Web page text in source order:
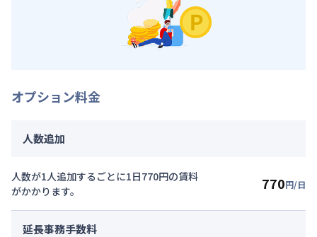
オプション料金
人数追加
人数が1人追加するごとに1日770円の賃料
がかかります。
770円/日
延長事務手数料